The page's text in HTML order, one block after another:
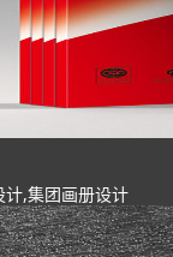
,集团画册设计